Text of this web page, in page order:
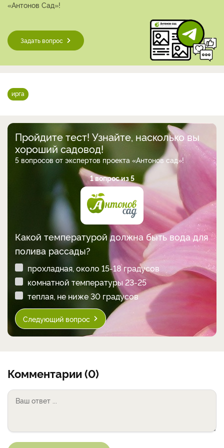
«Антонов Сад»!
Задать вопрос
ирга
Пройдите тест! Узнайте, насколько вы
хороший садовод!
5 вопросов от экспертов проекта «Антонов сад»!
1 вопрос из 5
Какой температурой должна быть вода для
полива рассады?
прохладная, около 15-18 градусов
комнатной температуры 23-25
теплая, не ниже 30 градусов
Следующий вопрос
Комментарии (0)